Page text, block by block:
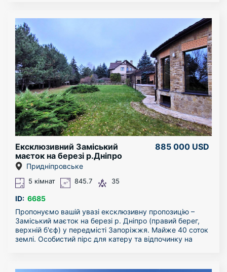
безпечному комплексі Запоріжжя — ЖК «Бородіно».
Це ідеальне полотно для створення вашої сімейної
оселі.
МАСШТАБ ТА ПЛАНУВАННЯ (373,4 м²):
Простір для кожного: 6 житлових кімнат, вбиральні та
кілька санвузлів. Висота стелі — 3 метри, що дарує
відчуття об’єму та світла.
Серце будинку: Кухня-їдальня з виходом на власну
терасу — ідеальне місце для ранкової кави та
затишних вечерь на свіжому повітрі.
Бонусний простір: Мансардний поверх (79,1 м²)
вільного планування — облаштуйте тут лаунж-зону,
Функціональність: Власний гараж, підвал та балкони.
Ексклюзивний Заміський
маєток на березі р.Дніпро
885 000 USD
Придніпровське
5 кімнат 845.7 35
ID: 6685
Пропонуємо вашій увазі ексклюзивну пропозицію –
Заміський маєток на березі р. Дніпро (правий берег,
верхній б'єф) у передмісті Запоріжжя. Майже 40 соток
землі. Особистий пірс для катеру та відпочинку на